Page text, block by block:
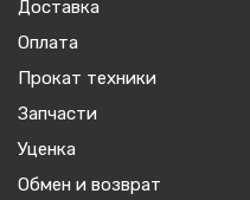
Доставка
Оплата
Прокат техники
Запчасти
Уценка
Обмен и возврат